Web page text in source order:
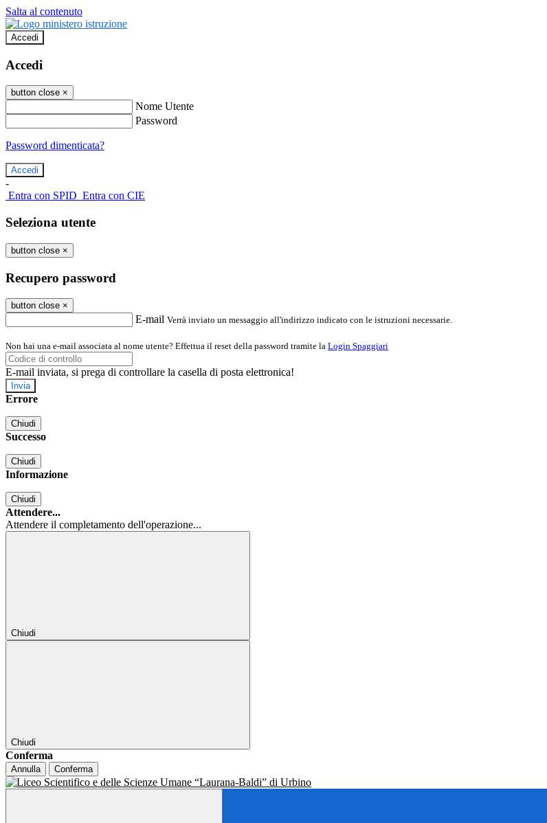
Salta al contenuto
Accedi
Accedi
button close ×
Nome Utente
Password
Password dimenticata?
-
Entra con SPID Entra con CIE
Seleziona utente
button close ×
Recupero password
button close ×
E-mail Verrà inviato un messaggio all'indirizzo indicato con le istruzioni necessarie.
Non hai una e-mail associata al nome utente? Effettua il reset della password tramite la Login Spaggiari
E-mail inviata, si prega di controllare la casella di posta elettronica!
Errore
Chiudi
Successo
Chiudi
Informazione
Chiudi
Attendere...
Attendere il completamento dell'operazione...
Chiudi
Chiudi
Conferma
Annulla Conferma